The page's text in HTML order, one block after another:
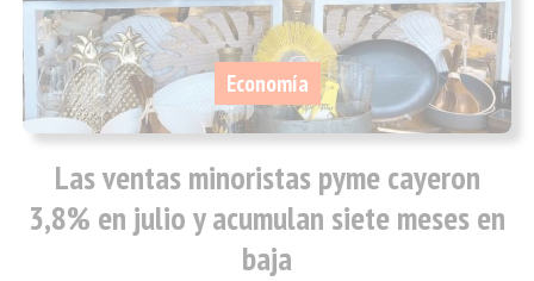
Las ventas minoristas pyme cayeron
3,8% en julio y acumulan siete meses en
baja
Economía